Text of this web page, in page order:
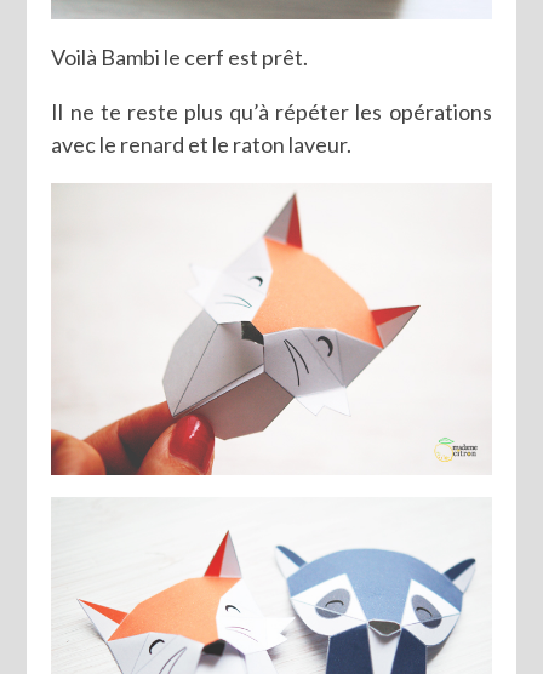
Voilà Bambi le cerf est prêt.
Il ne te reste plus qu’à répéter les opérations
avec le renard et le raton laveur.